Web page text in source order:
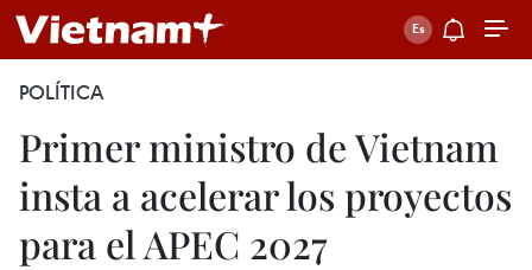
POLÍTICA
Primer ministro de Vietnam
insta a acelerar los proyectos
para el APEC 2027